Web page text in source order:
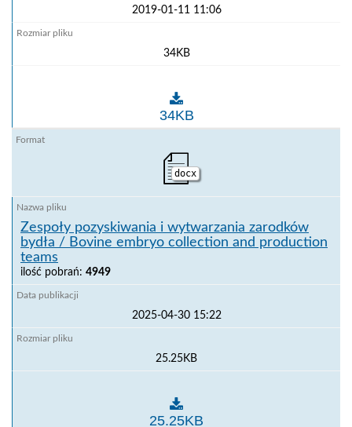
2019-01-11 11:06
34KB
Zespoły pozyskiwania i produkcji zarodków świń /
34KB
docx
Zespoły pozyskiwania i wytwarzania zarodków
bydła / Bovine embryo collection and production
teams
ilość pobrań: 4949
2025-04-30 15:22
25.25KB
Zespoły pozyskiwania i wytwarzania zarodków
25.25KB